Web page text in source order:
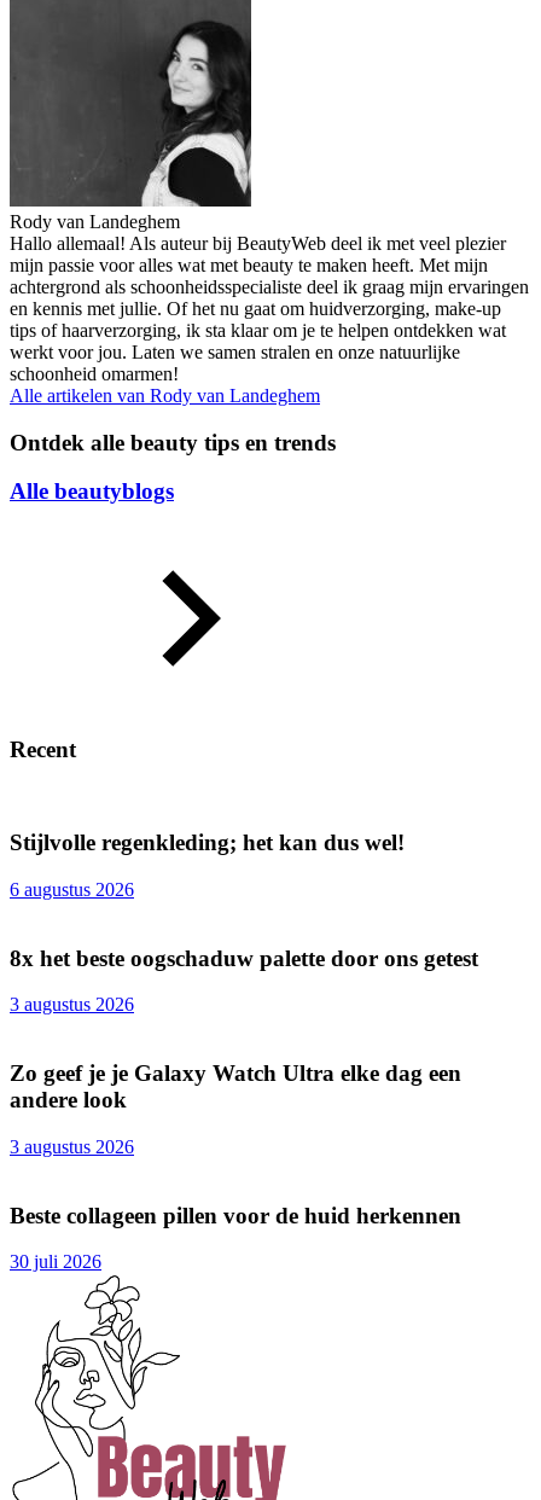
Rody van Landeghem
Hallo allemaal! Als auteur bij BeautyWeb deel ik met veel plezier
mijn passie voor alles wat met beauty te maken heeft. Met mijn
achtergrond als schoonheidsspecialiste deel ik graag mijn ervaringen
en kennis met jullie. Of het nu gaat om huidverzorging, make-up
tips of haarverzorging, ik sta klaar om je te helpen ontdekken wat
werkt voor jou. Laten we samen stralen en onze natuurlijke
schoonheid omarmen!
Alle artikelen van Rody van Landeghem
Ontdek alle beauty tips en trends
Alle beautyblogs
Recent
Stijlvolle regenkleding; het kan dus wel!
6 augustus 2026
8x het beste oogschaduw palette door ons getest
3 augustus 2026
Zo geef je je Galaxy Watch Ultra elke dag een
andere look
3 augustus 2026
Beste collageen pillen voor de huid herkennen
30 juli 2026